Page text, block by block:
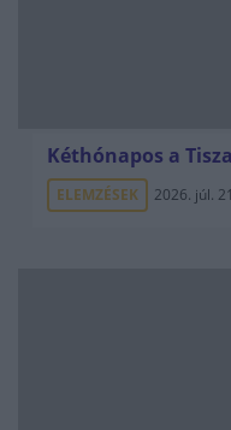
Kéthónapos a
ELEMZÉSEK 2026. júl.